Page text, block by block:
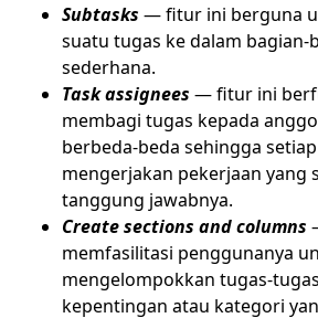
Subtasks — fitur ini berguna
suatu tugas ke dalam bagian-
sederhana.
Task assignees — fitur ini
membagi tugas kepada
berbeda-beda sehingga
mengerjakan pekerjaan yang
tanggung jawabnya.
Create sections and columns
memfasilitasi penggunanya
mengelompokkan tugas-
kepentingan atau kategori